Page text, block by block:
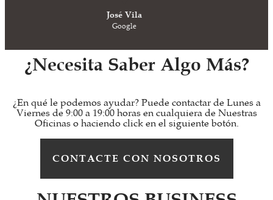
José Vila
Google
¿Necesita Saber Algo Más?
¿En qué le podemos ayudar? Puede contactar de Lunes a
Viernes de 9:00 a 19:00 horas en cualquiera de Nuestras
Oficinas o haciendo click en el siguiente botón.
CONTACTE CON NOSOTROS